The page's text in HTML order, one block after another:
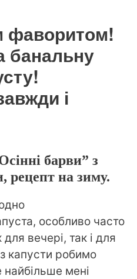
фаворитом!
банальну
і
барви” з
рецепт на зиму.
особливо часто
вечері, так і для
капусти робимо
найбільше мені